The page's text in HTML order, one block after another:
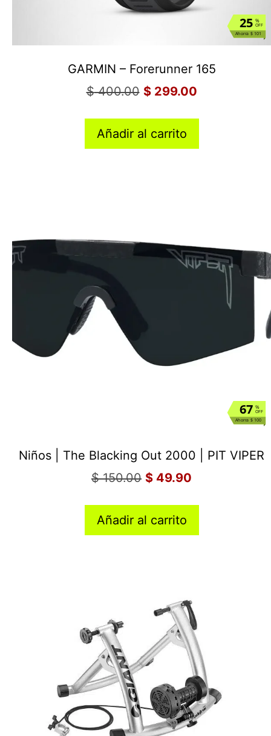
%
OFF
25
Ahorra $ 101
GARMIN – Forerunner 165
$400.00 $299.00
Añadir al carrito
%
OFF
67
Ahorra $ 100
Niños | The Blacking Out 2000 | PIT VIPER
$150.00 $ 49.90
Añadir al carrito